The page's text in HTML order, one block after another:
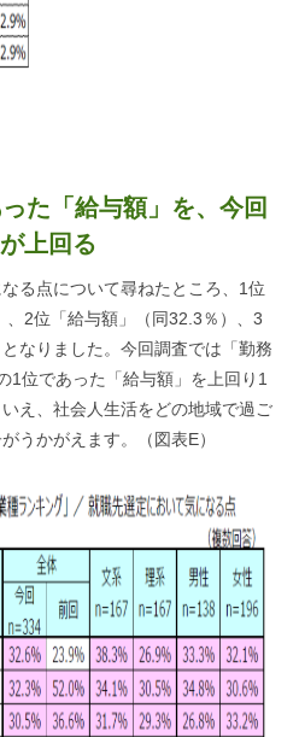
た「給与額」を、今回
上回る
る点について尋ねたところ、1位
、2位「給与額」（同32.3％）、3
なりました。今回調査では「勤務
1位であった「給与額」を上回り1
え、社会人生活をどの地域で過ご
うかがえます。（図表E）